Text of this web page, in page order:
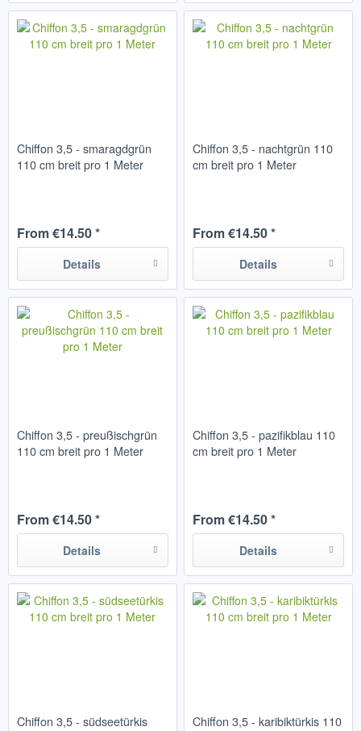
Chiffon 3,5 - smaragdgrün
110 cm breit pro 1 Meter
From €14.50 *
Details
Chiffon 3,5 - nachtgrün 110
cm breit pro 1 Meter
From €14.50 *
Details
Chiffon 3,5 - preußischgrün
110 cm breit pro 1 Meter
From €14.50 *
Details
Chiffon 3,5 - pazifikblau 110
cm breit pro 1 Meter
From €14.50 *
Details
Chiffon 3,5 - südseetürkis
Chiffon 3,5 - karibiktürkis 110